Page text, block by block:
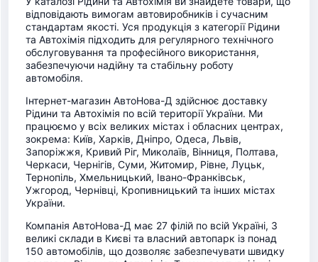
відповідають вимогам автовиробників і сучасним
стандартам якості. Уся продукція з категорії Рідини
та Автохімія підходить для регулярного технічного
обслуговування та професійного використання,
забезпечуючи надійну та стабільну роботу
автомобіля.
Інтернет-магазин АвтоНова-Д здійснює доставку
Рідини та Автохімія по всій території України. Ми
працюємо у всіх великих містах і обласних центрах,
зокрема: Київ, Харків, Дніпро, Одеса, Львів,
Запоріжжя, Кривий Ріг, Миколаїв, Вінниця, Полтава,
Черкаси, Чернігів, Суми, Житомир, Рівне, Луцьк,
Тернопіль, Хмельницький, Івано-Франківськ,
Ужгород, Чернівці, Кропивницький та інших містах
України.
Компанія АвтоНова-Д має 27 філій по всій Україні, 3
великі склади в Києві та власний автопарк із понад
150 автомобілів, що дозволяє забезпечувати швидку